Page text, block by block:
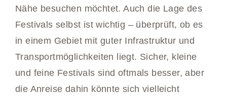
Nähe besuchen möchtet. Auch die Lage des
Festivals selbst ist wichtig – überprüft, ob es
in einem Gebiet mit guter Infrastruktur und
Transportmöglichkeiten liegt. Sicher, kleine
und feine Festivals sind oftmals besser, aber
die Anreise dahin könnte sich vielleicht